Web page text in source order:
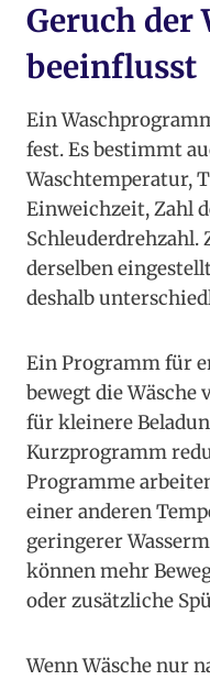
Geruch der
beeinflusst
Ein
fest. Es bestimmt
Waschtemperatur,
Einweichzeit, Zahl
derselben
deshalb
Ein Programm für
bewegt die
für kleinere
Kurzprogramm
Programme
einer anderen
geringerer
können mehr
oder zusätzliche
Wenn Wäsche nur